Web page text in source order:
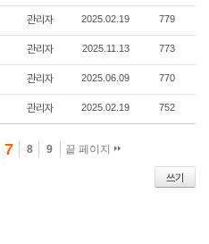
관리자 2025.02.19 779
관리자 2025.11.13 773
관리자 2025.06.09 770
관리자 2025.02.19 752
7 8 9 끝 페이지
쓰기